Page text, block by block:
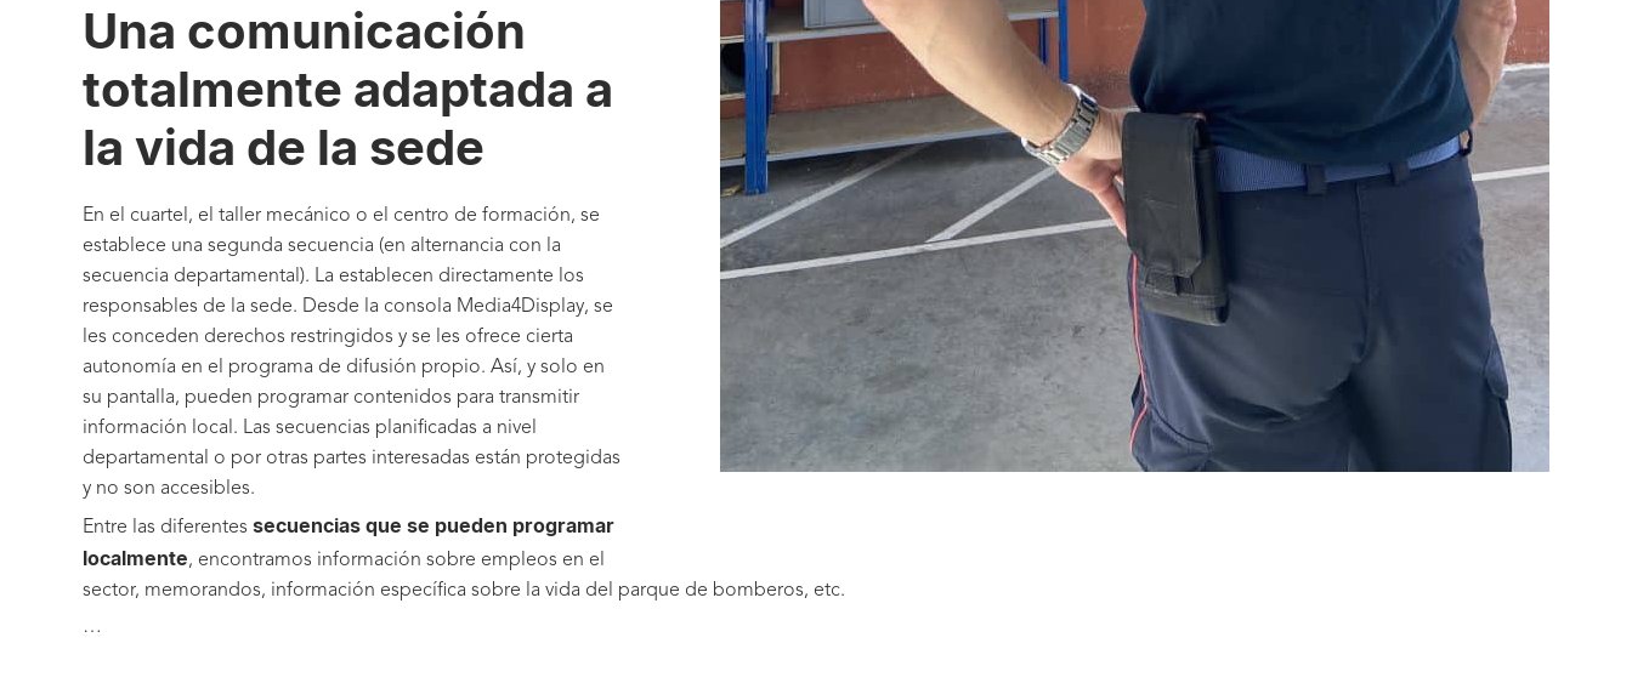
Una comunicación
totalmente adaptada a
la vida de la sede
En el cuartel, el taller mecánico o el centro de formación, se
establece una segunda secuencia (en alternancia con la
secuencia departamental). La establecen directamente los
responsables de la sede. Desde la consola Media4Display, se
les conceden derechos restringidos y se les ofrece cierta
autonomía en el programa de difusión propio. Así, y solo en
su pantalla, pueden programar contenidos para transmitir
información local. Las secuencias planificadas a nivel
departamental o por otras partes interesadas están protegidas
y no son accesibles.
Entre las diferentes secuencias que se pueden programar
localmente, encontramos información sobre empleos en el
sector, memorandos, información específica sobre la vida del parque de bomberos, etc.
…